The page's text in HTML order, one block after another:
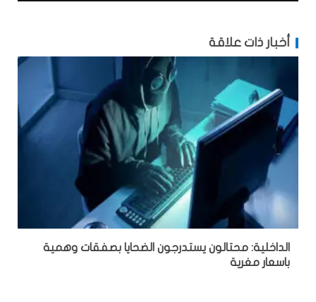
أخبار ذات علاقة
الداخلية: محتالون يستدرجون الضحايا بصفقات وهمية
باسعار مغرية